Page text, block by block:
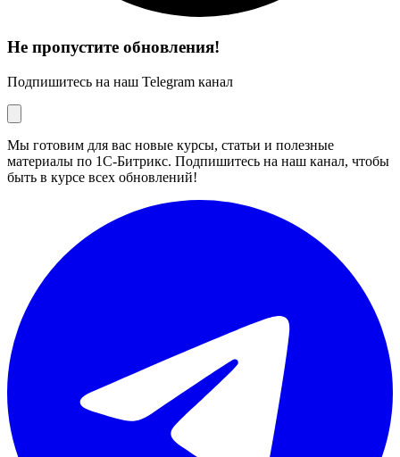
Не пропустите обновления!
Подпишитесь на наш Telegram канал
Мы готовим для вас новые курсы, статьи и полезные
материалы по 1С-Битрикс. Подпишитесь на наш канал, чтобы
быть в курсе всех обновлений!